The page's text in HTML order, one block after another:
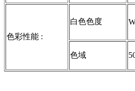
色彩性能 :
白色色度
色域